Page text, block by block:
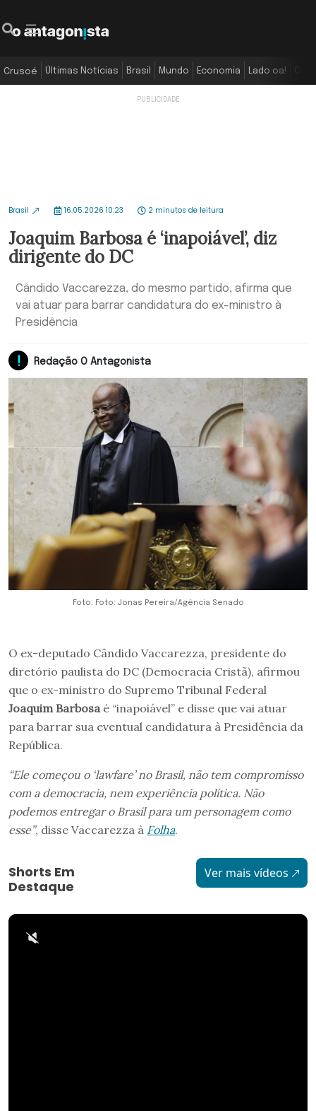
Crusoé Últimas Notícias Brasil Mundo Economia Lado oa!
Brasil 16.05.2026 10:23 2 minutos de leitura
Joaquim Barbosa é ‘inapoiável’, diz
dirigente do DC
Cândido Vaccarezza, do mesmo partido, afirma que
vai atuar para barrar candidatura do ex-ministro à
Presidência
Redação O Antagonista
Foto: Foto: Jonas Pereira/Agência Senado
O ex-deputado Cândido Vaccarezza, presidente do
diretório paulista do DC (Democracia Cristã), afirmou
que o ex-ministro do Supremo Tribunal Federal
Joaquim Barbosaé “inapoiável” e disse que vai atuar
para barrar sua eventual candidatura à Presidência da
República.
“Ele começou o ‘lawfare’ no Brasil, não tem compromisso
com a democracia, nem experiência política. Não
podemos entregar o Brasil para um personagem como
esse”, disse Vaccarezza à Folha.
Shorts Em
Destaque
Ver mais vídeos